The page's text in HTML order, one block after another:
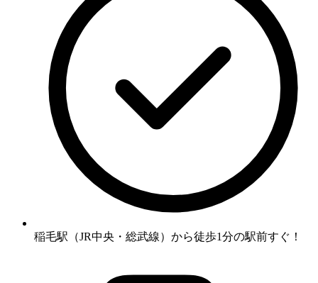
稲毛駅（JR中央・総武線）から徒歩1分の駅前すぐ！